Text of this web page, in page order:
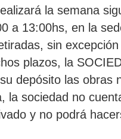
la semana
a 13:00hs, en la
sin
plazos, la
depósito las obras
la sociedad no
y no podrá